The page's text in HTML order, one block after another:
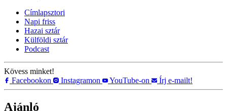
Címlapsztori
Napi friss
Hazai sztár
Külföldi sztár
Podcast
Kövess minket!
Facebookon
Instagramon YouTube-on Írj e-mailt!
Ajánló